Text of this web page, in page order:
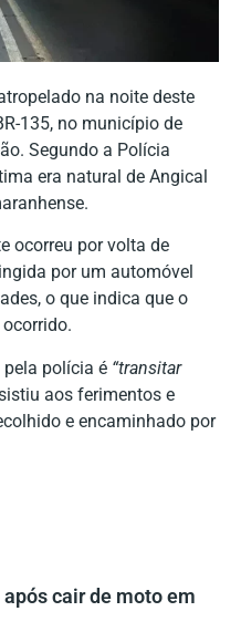
na noite deste
135, no município de
Segundo a Polícia
era natural de Angical
ocorreu por volta de
por um automóvel
o que indica que o
polícia é “transitar
aos ferimentos e
e encaminhado por
cair de moto em